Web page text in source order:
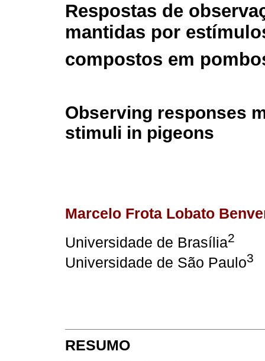
Respostas de
mantidas por
compostos em
Observing responses
stimuli in pigeons
Marcelo Frota Lobato
Universidade de Brasília2
Universidade de São Paulo3
RESUMO